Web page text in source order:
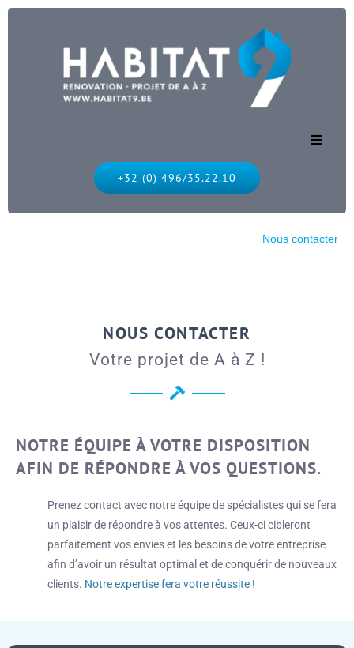
Nos services
+32 (0) 496/35.22.10
Nous contacter
NOUS CONTACTER
Votre projet de A à Z !
NOTRE ÉQUIPE À VOTRE DISPOSITION
AFIN DE RÉPONDRE À VOS QUESTIONS.
Prenez contact avec notre équipe de spécialistes qui se fera
un plaisir de répondre à vos attentes. Ceux-ci cibleront
parfaitement vos envies et les besoins de votre entreprise
afin d’avoir un résultat optimal et de conquérir de nouveaux
clients. Notre expertise fera votre réussite !